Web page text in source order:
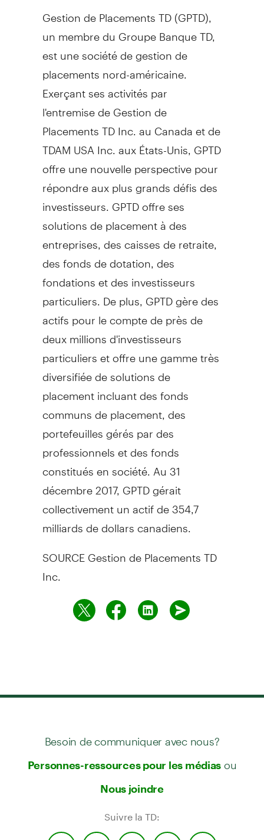
Gestion de Placements TD (GPTD),
un membre du Groupe Banque TD,
est une société de gestion de
placements nord-américaine.
Exerçant ses activités par
l'entremise de Gestion de
Placements TD Inc. au Canada et de
TDAM USA Inc. aux États-Unis, GPTD
offre une nouvelle perspective pour
répondre aux plus grands défis des
investisseurs. GPTD offre ses
solutions de placement à des
entreprises, des caisses de retraite,
des fonds de dotation, des
fondations et des investisseurs
particuliers. De plus, GPTD gère des
actifs pour le compte de près de
deux millions d'investisseurs
particuliers et offre une gamme très
diversifiée de solutions de
placement incluant des fonds
communs de placement, des
portefeuilles gérés par des
professionnels et des fonds
constitués en société. Au 31
décembre 2017, GPTD gérait
collectivement un actif de 354,7
milliards de dollars canadiens.
SOURCE Gestion de Placements TD
Inc.
Besoin de communiquer avec nous?
Personnes-ressources pour les médias ou
Nous joindre
Suivre la TD: